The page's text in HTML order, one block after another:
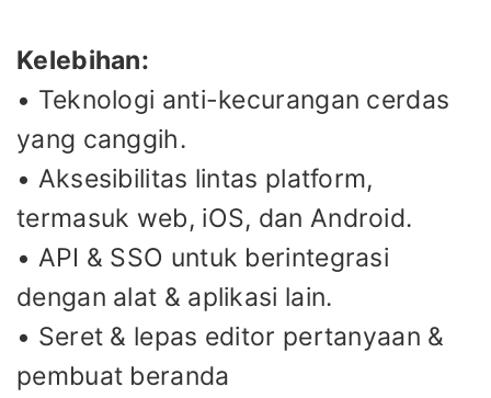
Kelebihan:
• Teknologi anti-kecurangan cerdas
yang canggih.
• Aksesibilitas lintas platform,
termasuk web, iOS, dan Android.
• API & SSO untuk berintegrasi
dengan alat & aplikasi lain.
• Seret & lepas editor pertanyaan &
pembuat beranda